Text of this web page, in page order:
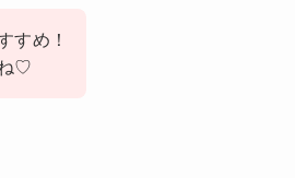
すめ！
♡